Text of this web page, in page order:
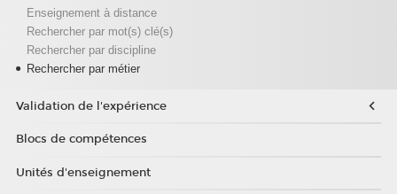
Enseignement à distance
Rechercher par mot(s) clé(s)
Rechercher par discipline
Rechercher par métier
Validation de l'expérience
Blocs de compétences
Unités d'enseignement